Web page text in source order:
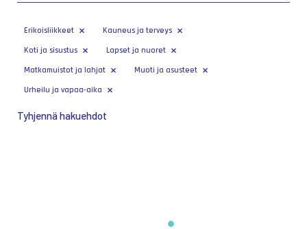
Erikoisliikkeet
Kauneus ja terveys
Koti ja sisustus
Lapset ja nuoret
Matkamuistot ja lahjat
Muoti ja asusteet
Urheilu ja vapaa-aika
Tyhjennä hakuehdot